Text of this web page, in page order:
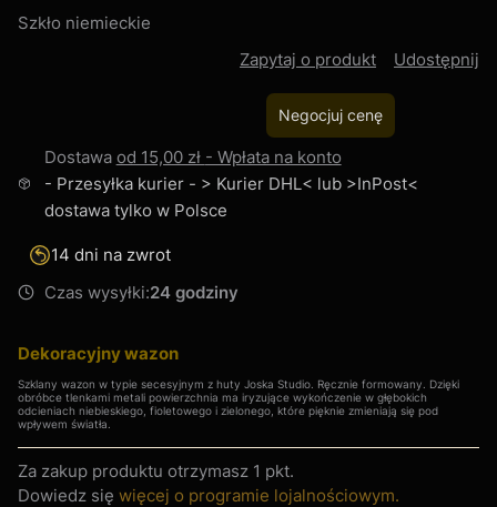
Szkło niemieckie
Zapytaj o produkt
Udostępnij
Negocjuj cenę
Dostawa od 15,00 zł - Wpłata na konto
- Przesyłka kurier - > Kurier DHL< lub >InPost<
dostawa tylko w Polsce
14 dni na zwrot
Czas wysyłki:24 godziny
Dekoracyjny wazon
Szklany wazon w typie secesyjnym z huty Joska Studio. Ręcznie formowany. Dzięki
obróbce tlenkami metali powierzchnia ma iryzujące wykończenie w głębokich
odcieniach niebieskiego, fioletowego i zielonego, które pięknie zmieniają się pod
wpływem światła.
Za zakup produktu otrzymasz 1 pkt.
Dowiedz się więcej o programie lojalnościowym.